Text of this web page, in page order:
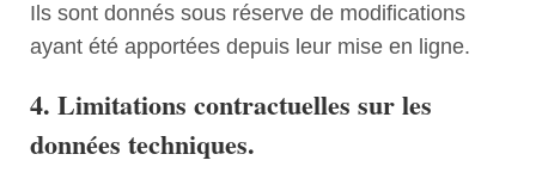
Ils sont donnés sous réserve de modifications
ayant été apportées depuis leur mise en ligne.
4. Limitations contractuelles sur les
données techniques.